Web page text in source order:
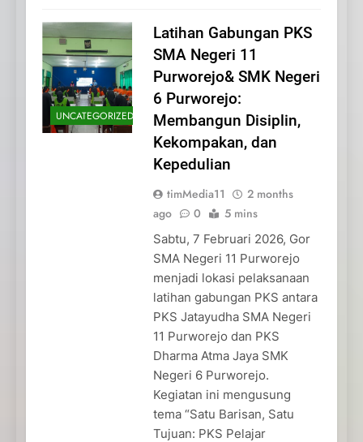
UNCATEGORIZED
Latihan Gabungan PKS
SMA Negeri 11
Purworejo& SMK Negeri
6 Purworejo:
Membangun Disiplin,
Kekompakan, dan
Kepedulian
timMedia11
2 months
ago
0 5 mins
Sabtu, 7 Februari 2026, Gor
SMA Negeri 11 Purworejo
menjadi lokasi pelaksanaan
latihan gabungan PKS antara
PKS Jatayudha SMA Negeri
11 Purworejo dan PKS
Dharma Atma Jaya SMK
Negeri 6 Purworejo.
Kegiatan ini mengusung
tema “Satu Barisan, Satu
Tujuan: PKS Pelajar